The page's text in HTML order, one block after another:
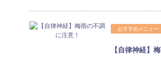
おすすめメニュー
【自律神経】